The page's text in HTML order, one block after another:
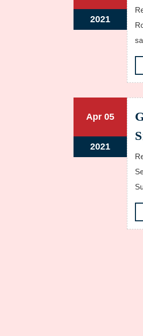
2021 2021
2021 April
5,
2021
Relawan Jurnal Indonesia Kordinator Daerah Sulawesi Selatan kembali menggelar
AprApril
2021
05April
2021
2021 April
5,
2021
Relawan Jurnal Indonesia (RJI) Sulsel kembali bersilaturahim bersama RJI Pusat,